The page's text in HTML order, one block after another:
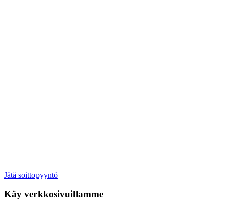
Jätä soittopyyntö
Käy verkkosivuillamme